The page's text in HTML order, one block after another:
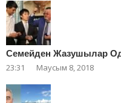
Cемейден Жазушылар
23:31 Маусым 8, 2018